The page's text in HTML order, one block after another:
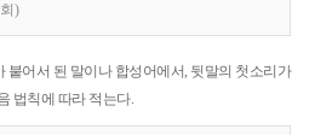
)
붙어서 된 말이나 합성어에서, 뒷말의 첫소리가
법칙에 따라 적는다.